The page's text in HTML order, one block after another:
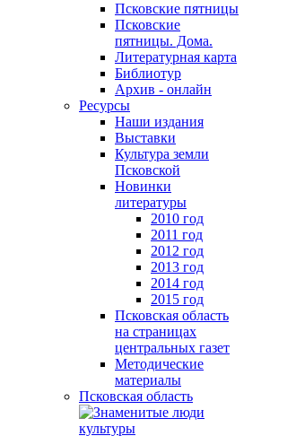
Псковские пятницы
Псковские
пятницы. Дома.
Литературная карта
Библиотур
Архив - онлайн
Ресурсы
Наши издания
Выставки
Культура земли
Псковской
Новинки
литературы
2010 год
2011 год
2012 год
2013 год
2014 год
2015 год
Псковская область
на страницах
центральных газет
Методические
материалы
Псковская область